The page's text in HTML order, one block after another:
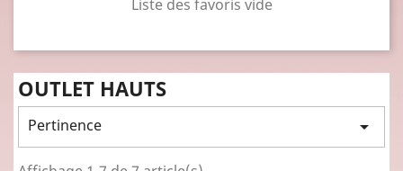
Liste des favoris vide
OUTLET HAUTS
Pertinence 